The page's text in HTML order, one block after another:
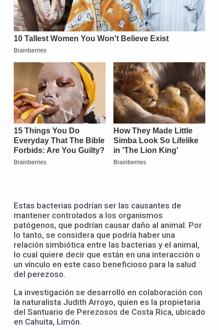
Estas bacterias podrían ser las causantes de
mantener controlados a los organismos
patógenos, que podrían causar daño al animal. Por
lo tanto, se considera que podría haber una
relación simbiótica entre las bacterias y el animal,
lo cual quiere decir que están en una interacción o
un vínculo en este caso beneficioso para la salud
del perezoso.
La investigación se desarrolló en colaboración con
la naturalista Judith Arroyo, quien es la propietaria
del Santuario de Perezosos de Costa Rica, ubicado
en Cahuita, Limón.